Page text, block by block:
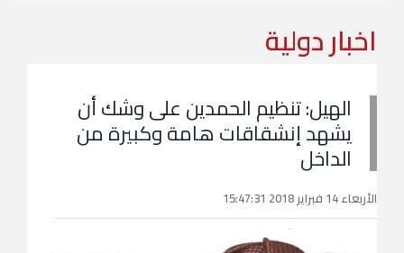
اخبار دولية
الهيل: تنظيم الحمدين على وشك أن
يشهد إنشقاقات هامة وكبيرة من
الداخل
الأربعاء 14 فبراير 2018 15:47:31